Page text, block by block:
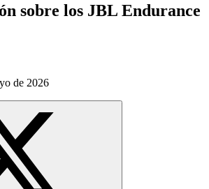
sobre los JBL Endurance
de 2026